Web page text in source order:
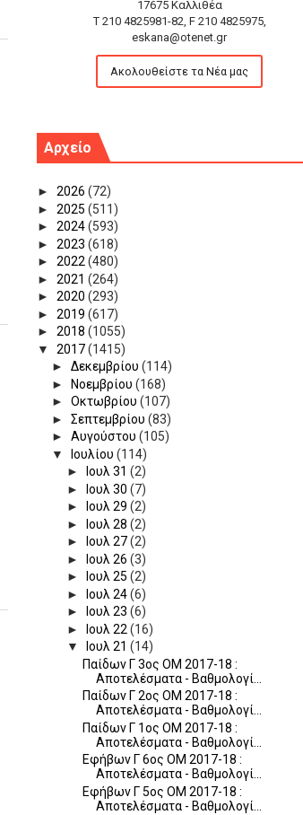
17675 Καλλιθέα
T 210 4825981-82, F 210 4825975,
eskana@otenet.gr
Ακολουθείστε τα Νέα μας
Αρχείο
► 2026 (72)
► 2025 (511)
► 2024(593)
► 2023 (618)
► 2022(480)
► 2021 (264)
► 2020 (293)
► 2019 (617)
► 2018 (1055)
▼ 2017(1415)
►Δεκεμβρίου(114)
► Νοεμβρίου(168)
►Οκτωβρίου(107)
►Σεπτεμβρίου(83)
►Αυγούστου(105)
▼
Ιουλίου(114)
►
Ιουλ 31(2)
►
Ιουλ 30(7)
►
Ιουλ 29(2)
►
Ιουλ 28(2)
►
Ιουλ 27(2)
►
Ιουλ 26(3)
►
Ιουλ 25(2)
►
Ιουλ 24(6)
►
Ιουλ 23(6)
►
Ιουλ 22(16)
▼
Ιουλ 21(14)
Παίδων Γ 3ος ΟΜ 2017-18 :
Αποτελέσματα - Βαθμολογί...
Παίδων Γ 2ος ΟΜ 2017-18 :
Αποτελέσματα - Βαθμολογί...
Παίδων Γ 1ος ΟΜ 2017-18 :
Αποτελέσματα - Βαθμολογί...
Εφήβων Γ 6ος ΟΜ 2017-18 :
Αποτελέσματα - Βαθμολογί...
Εφήβων Γ 5ος ΟΜ 2017-18 :
Αποτελέσματα - Βαθμολογί...